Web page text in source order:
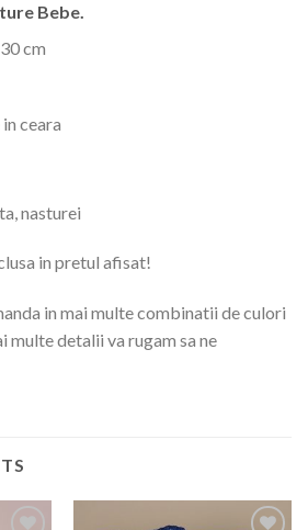
Bebe.
30 cm
ceara
nasturei
in pretul afisat!
in mai multe combinatii de culori
multe detalii va rugam sa ne